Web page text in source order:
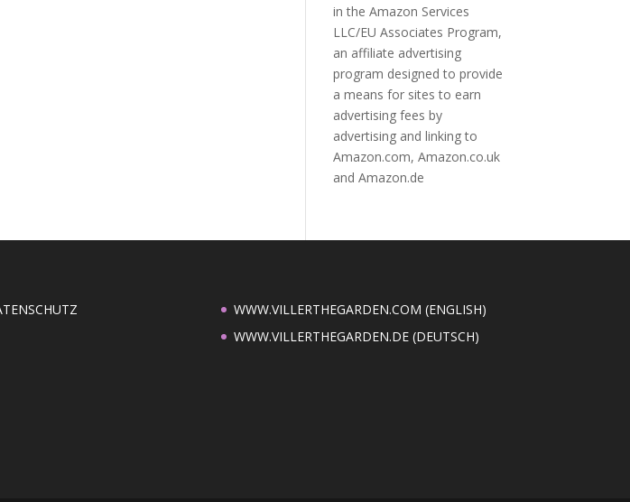
in the Amazon Services
LLC/EU Associates Program,
an affiliate advertising
program designed to provide
a means for sites to earn
advertising fees by
advertising and linking to
Amazon.com, Amazon.co.uk
and Amazon.de
WWW.VILLERTHEGARDEN.COM (ENGLISH)
WWW.VILLERTHEGARDEN.DE (DEUTSCH)